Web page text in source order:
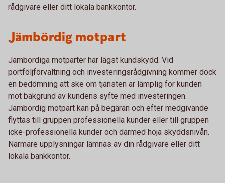
rådgivare eller ditt lokala bankkontor.
Jämbördig motpart
Jämbördiga motparter har lägst kundskydd. Vid
portföljförvaltning och investeringsrådgivning kommer dock
en bedömning att ske om tjänsten är lämplig för kunden
mot bakgrund av kundens syfte med investeringen.
Jämbördig motpart kan på begäran och efter medgivande
flyttas till gruppen professionella kunder eller till gruppen
icke-professionella kunder och därmed höja skyddsnivån.
Närmare upplysningar lämnas av din rådgivare eller ditt
lokala bankkontor.